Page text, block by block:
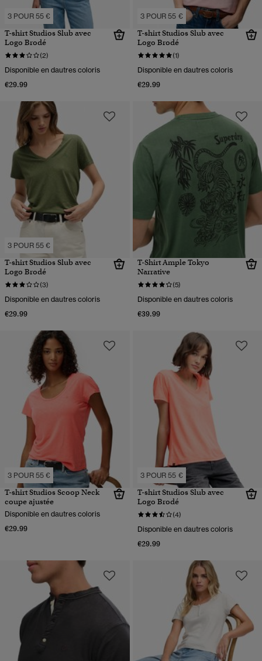
3 POUR 55 €
T-shirt Studios Slub avec
Logo Brodé
(2)
Disponible en dautres coloris
€29.99
3 POUR 55 €
T-shirt Studios Slub avec
Logo Brodé
(1)
Disponible en dautres coloris
€29.99
3 POUR 55 €
T-shirt Studios Slub avec
Logo Brodé
(3)
Disponible en dautres coloris
€29.99
T-Shirt Ample Tokyo
Narrative
(5)
Disponible en dautres coloris
€39.99
3 POUR 55 €
T-shirt Studios Scoop Neck
coupe ajustée
Disponible en dautres coloris
€29.99
3 POUR 55 €
T-shirt Studios Slub avec
Logo Brodé
(4)
Disponible en dautres coloris
€29.99